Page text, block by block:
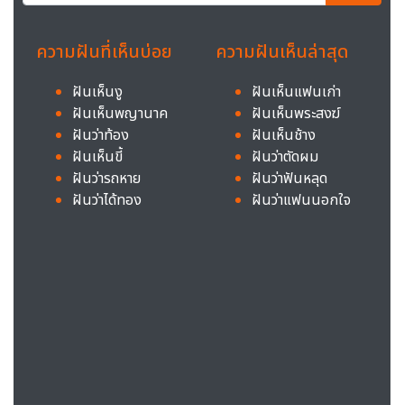
ความฝันที่เห็นบ่อย
ฝันเห็นงู
ฝันเห็นพญานาค
ฝันว่าท้อง
ฝันเห็นขี้
ฝันว่ารถหาย
ฝันว่าได้ทอง
ความฝันเห็นล่าสุด
ฝันเห็นแฟนเก่า
ฝันเห็นพระสงฆ์
ฝันเห็นช้าง
ฝันว่าตัดผม
ฝันว่าฟันหลุด
ฝันว่าแฟนนอกใจ